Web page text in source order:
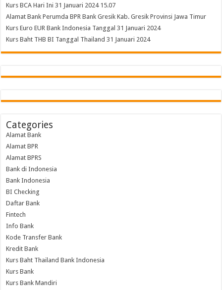
Kurs BCA Hari Ini 31 Januari 2024 15.07
Alamat Bank Perumda BPR Bank Gresik Kab. Gresik Provinsi Jawa Timur
Kurs Euro EUR Bank Indonesia Tanggal 31 Januari 2024
Kurs Baht THB BI Tanggal Thailand 31 Januari 2024
Categories
Alamat Bank
Alamat BPR
Alamat BPRS
Bank di Indonesia
Bank Indonesia
BI Checking
Daftar Bank
Fintech
Info Bank
Kode Transfer Bank
Kredit Bank
Kurs Baht Thailand Bank Indonesia
Kurs Bank
Kurs Bank Mandiri